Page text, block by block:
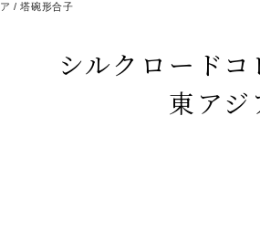
/塔碗形合子
シルクロード
東アジ